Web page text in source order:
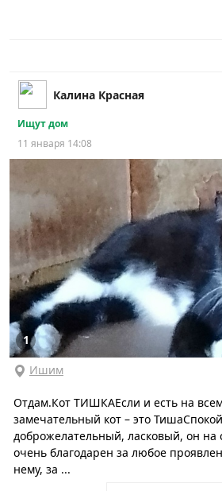
Калина Красная
Ищут дом
11 января 14:08
1
Ишим
Отдам.Кот ТИШКАЕсли и есть на
замечательный кот – это
доброжелательный, ласковый, он на
очень благодарен за любое
нему, за ...